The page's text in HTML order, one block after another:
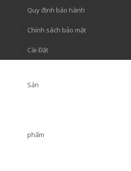
Quy định bảo hành
Chính sách bảo mật
Cài Đặt
Sản
phẩm